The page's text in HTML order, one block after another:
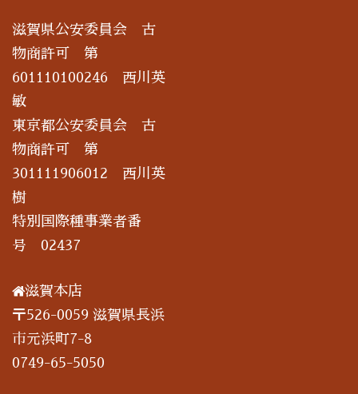
滋賀県公安委員会 古
物商許可 第
601110100246 西川英
敏
東京都公安委員会 古
物商許可 第
301111906012 西川英
樹
特別国際種事業者番
号 02437
滋賀本店
〒526-0059 滋賀県長浜
市元浜町7-8
0749-65-5050